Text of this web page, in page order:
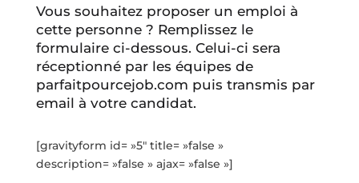
Vous souhaitez proposer un emploi à
cette personne ? Remplissez le
formulaire ci-dessous. Celui-ci sera
réceptionné par les équipes de
parfaitpourcejob.com puis transmis par
email à votre candidat.
[gravityform id= »5″ title= »false »
description= »false » ajax= »false »]